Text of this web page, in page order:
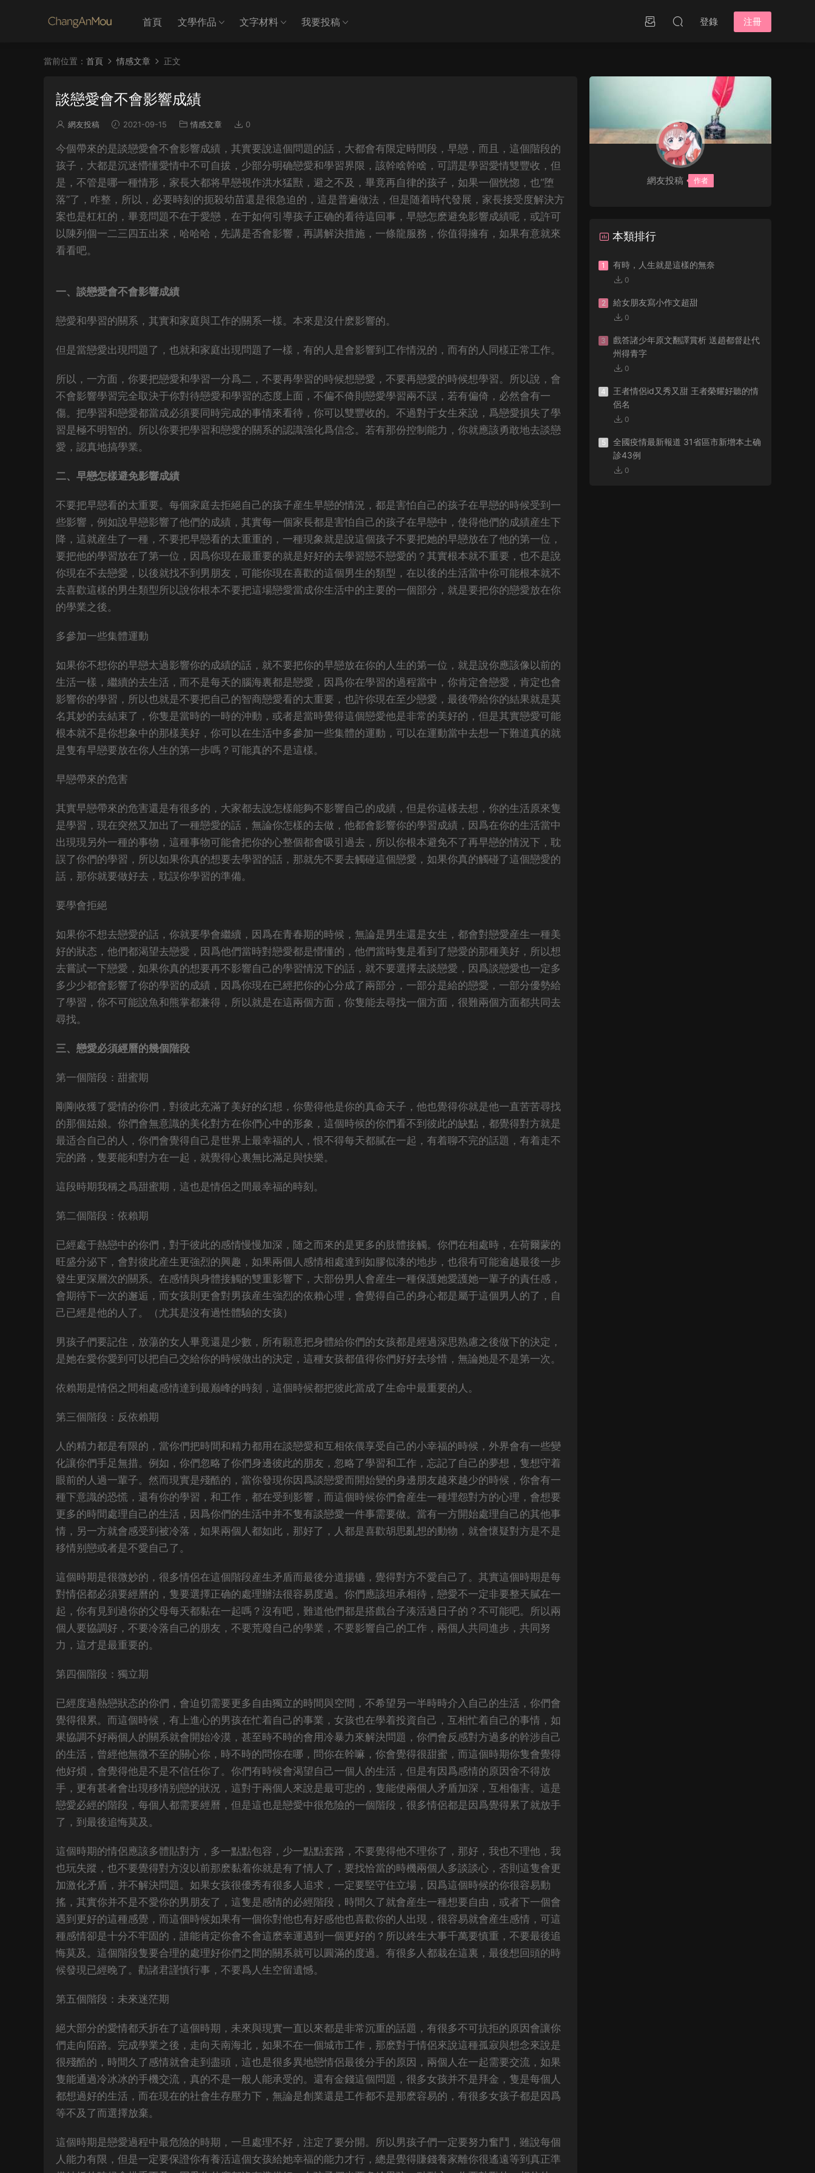
首頁 文學作品 文字材料 我要投稿 登錄 注冊
當前位置： 首頁 情感文章 正文
談戀愛會不會影響成績
網友投稿 2021-09-15 情感文章 0
今個帶來的是談戀愛會不會影響成績，其實要說這個問題的話，大都會有限定時間段，早戀，而且，這個階段的
孩子，大都是沉迷懵懂愛情中不可自拔，少部分明确戀愛和學習界限，該幹啥幹啥，可謂是學習愛情雙豐收，但
是，不管是哪一種情形，家長大都将早戀視作洪水猛獸，避之不及，畢竟再自律的孩子，如果一個恍惚，也“堕
落”了，咋整，所以，必要時刻的扼殺幼苗還是很急迫的，這是普遍做法，但是随着時代發展，家長接受度解決方
案也是杠杠的，畢竟問題不在于愛戀，在于如何引導孩子正确的看待這回事，早戀怎麽避免影響成績呢，或許可
以陳列個一二三四五出來，哈哈哈，先講是否會影響，再講解決措施，一條龍服務，你值得擁有，如果有意就來
看看吧。
一、談戀愛會不會影響成績
戀愛和學習的關系，其實和家庭與工作的關系一樣。本來是沒什麽影響的。
但是當戀愛出現問題了，也就和家庭出現問題了一樣，有的人是會影響到工作情況的，而有的人同樣正常工作。
所以，一方面，你要把戀愛和學習一分爲二，不要再學習的時候想戀愛，不要再戀愛的時候想學習。所以說，會
不會影響學習完全取決于你對待戀愛和學習的态度上面，不偏不倚則戀愛學習兩不誤，若有偏倚，必然會有一
傷。把學習和戀愛都當成必須要同時完成的事情來看待，你可以雙豐收的。不過對于女生來說，爲戀愛損失了學
習是極不明智的。所以你要把學習和戀愛的關系的認識強化爲信念。若有那份控制能力，你就應該勇敢地去談戀
愛，認真地搞學業。
二、早戀怎樣避免影響成績
不要把早戀看的太重要。每個家庭去拒絕自己的孩子産生早戀的情況，都是害怕自己的孩子在早戀的時候受到一
些影響，例如說早戀影響了他們的成績，其實每一個家長都是害怕自己的孩子在早戀中，使得他們的成績産生下
降，這就産生了一種，不要把早戀看的太重重的，一種現象就是說這個孩子不要把她的早戀放在了他的第一位，
要把他的學習放在了第一位，因爲你現在最重要的就是好好的去學習戀不戀愛的？其實根本就不重要，也不是說
你現在不去戀愛，以後就找不到男朋友，可能你現在喜歡的這個男生的類型，在以後的生活當中你可能根本就不
去喜歡這樣的男生類型所以說你根本不要把這場戀愛當成你生活中的主要的一個部分，就是要把你的戀愛放在你
的學業之後。
多參加一些集體運動
如果你不想你的早戀太過影響你的成績的話，就不要把你的早戀放在你的人生的第一位，就是說你應該像以前的
生活一樣，繼續的去生活，而不是每天的腦海裏都是戀愛，因爲你在學習的過程當中，你肯定會戀愛，肯定也會
影響你的學習，所以也就是不要把自己的智商戀愛看的太重要，也許你現在至少戀愛，最後帶給你的結果就是莫
名其妙的去結束了，你隻是當時的一時的沖動，或者是當時覺得這個戀愛他是非常的美好的，但是其實戀愛可能
根本就不是你想象中的那樣美好，你可以在生活中多參加一些集體的運動，可以在運動當中去想一下難道真的就
是隻有早戀要放在你人生的第一步嗎？可能真的不是這樣。
早戀帶來的危害
其實早戀帶來的危害還是有很多的，大家都去說怎樣能夠不影響自己的成績，但是你這樣去想，你的生活原來隻
是學習，現在突然又加出了一種戀愛的話，無論你怎樣的去做，他都會影響你的學習成績，因爲在你的生活當中
出現現另外一種的事物，這種事物可能會把你的心整個都會吸引過去，所以你根本避免不了再早戀的情況下，耽
誤了你們的學習，所以如果你真的想要去學習的話，那就先不要去觸碰這個戀愛，如果你真的觸碰了這個戀愛的
話，那你就要做好去，耽誤你學習的準備。
要學會拒絕
如果你不想去戀愛的話，你就要學會繼續，因爲在青春期的時候，無論是男生還是女生，都會對戀愛産生一種美
好的狀态，他們都渴望去戀愛，因爲他們當時對戀愛都是懵懂的，他們當時隻是看到了戀愛的那種美好，所以想
去嘗試一下戀愛，如果你真的想要再不影響自己的學習情況下的話，就不要選擇去談戀愛，因爲談戀愛也一定多
多少少都會影響了你的學習的成績，因爲你現在已經把你的心分成了兩部分，一部分是給的戀愛，一部分優勢給
了學習，你不可能說魚和熊掌都兼得，所以就是在這兩個方面，你隻能去尋找一個方面，很難兩個方面都共同去
尋找。
三、戀愛必須經曆的幾個階段
第一個階段：甜蜜期
剛剛收獲了愛情的你們，對彼此充滿了美好的幻想，你覺得他是你的真命天子，他也覺得你就是他一直苦苦尋找
的那個姑娘。你們會無意識的美化對方在你們心中的形象，這個時候的你們看不到彼此的缺點，都覺得對方就是
最适合自己的人，你們會覺得自己是世界上最幸福的人，恨不得每天都膩在一起，有着聊不完的話題，有着走不
完的路，隻要能和對方在一起，就覺得心裏無比滿足與快樂。
這段時期我稱之爲甜蜜期，這也是情侶之間最幸福的時刻。
第二個階段：依賴期
已經處于熱戀中的你們，對于彼此的感情慢慢加深，随之而來的是更多的肢體接觸。你們在相處時，在荷爾蒙的
旺盛分泌下，會對彼此産生更強烈的興趣，如果兩個人感情相處達到如膠似漆的地步，也很有可能逾越最後一步
發生更深層次的關系。在感情與身體接觸的雙重影響下，大部份男人會産生一種保護她愛護她一輩子的責任感，
會期待下一次的邂逅，而女孩則更會對男孩産生強烈的依賴心理，會覺得自己的身心都是屬于這個男人的了，自
己已經是他的人了。（尤其是沒有過性體驗的女孩）
男孩子們要記住，放蕩的女人畢竟還是少數，所有願意把身體給你們的女孩都是經過深思熟慮之後做下的決定，
是她在愛你愛到可以把自己交給你的時候做出的決定，這種女孩都值得你們好好去珍惜，無論她是不是第一次。
依賴期是情侶之間相處感情達到最巅峰的時刻，這個時候都把彼此當成了生命中最重要的人。
第三個階段：反依賴期
人的精力都是有限的，當你們把時間和精力都用在談戀愛和互相依偎享受自己的小幸福的時候，外界會有一些變
化讓你們手足無措。例如，你們忽略了你們身邊彼此的朋友，忽略了學習和工作，忘記了自己的夢想，隻想守着
眼前的人過一輩子。然而現實是殘酷的，當你發現你因爲談戀愛而開始變的身邊朋友越來越少的時候，你會有一
種下意識的恐慌，還有你的學習，和工作，都在受到影響，而這個時候你們會産生一種埋怨對方的心理，會想要
更多的時間處理自己的生活，因爲你們的生活中并不隻有談戀愛一件事需要做。當有一方開始處理自己的其他事
情，另一方就會感受到被冷落，如果兩個人都如此，那好了，人都是喜歡胡思亂想的動物，就會懷疑對方是不是
移情别戀或者是不愛自己了。
這個時期是很微妙的，很多情侶在這個階段産生矛盾而最後分道揚镳，覺得對方不愛自己了。其實這個時期是每
對情侶都必須要經曆的，隻要選擇正确的處理辦法很容易度過。你們應該坦承相待，戀愛不一定非要整天膩在一
起，你有見到過你的父母每天都黏在一起嗎？沒有吧，難道他們都是搭戲台子湊活過日子的？不可能吧。所以兩
個人要協調好，不要冷落自己的朋友，不要荒廢自己的學業，不要影響自己的工作，兩個人共同進步，共同努
力，這才是最重要的。
第四個階段：獨立期
已經度過熱戀狀态的你們，會迫切需要更多自由獨立的時間與空間，不希望另一半時時介入自己的生活，你們會
覺得很累。而這個時候，有上進心的男孩在忙着自己的事業，女孩也在學着投資自己，互相忙着自己的事情，如
果協調不好兩個人的關系就會開始冷漠，甚至時不時的會用冷暴力來解決問題，你們會反感對方過多的幹涉自己
的生活，曾經他無微不至的關心你，時不時的問你在哪，問你在幹嘛，你會覺得很甜蜜，而這個時期你隻會覺得
他好煩，會覺得他是不是不信任你了。你們有時候會渴望自己一個人的生活，但是有因爲感情的原因舍不得放
手，更有甚者會出現移情别戀的狀況，這對于兩個人來說是最可悲的，隻能使兩個人矛盾加深，互相傷害。這是
戀愛必經的階段，每個人都需要經曆，但是這也是戀愛中很危險的一個階段，很多情侶都是因爲覺得累了就放手
了，到最後追悔莫及。
這個時期的情侶應該多體貼對方，多一點點包容，少一點點套路，不要覺得他不理你了，那好，我也不理他，我
也玩失蹤，也不要覺得對方沒以前那麽黏着你就是有了情人了，要找恰當的時機兩個人多談談心，否則這隻會更
加激化矛盾，并不解決問題。如果女孩很優秀有很多人追求，一定要堅守住立場，因爲這個時候的你很容易動
搖，其實你并不是不愛你的男朋友了，這隻是感情的必經階段，時間久了就會産生一種想要自由，或者下一個會
遇到更好的這種感覺，而這個時候如果有一個你對他也有好感他也喜歡你的人出現，很容易就會産生感情，可這
種感情卻是十分不牢固的，誰能肯定你會不會這麽幸運遇到一個更好的？所以終生大事千萬要慎重，不要最後追
悔莫及。這個階段隻要合理的處理好你們之間的關系就可以圓滿的度過。有很多人都栽在這裏，最後想回頭的時
候發現已經晚了。勸諸君謹慎行事，不要爲人生空留遺憾。
第五個階段：未來迷茫期
絕大部分的愛情都夭折在了這個時期，未來與現實一直以來都是非常沉重的話題，有很多不可抗拒的原因會讓你
們走向陌路。完成學業之後，走向天南海北，如果不在一個城市工作，那麽對于情侶來說這種孤寂與想念來說是
很殘酷的，時間久了感情就會走到盡頭，這也是很多異地戀情侶最後分手的原因，兩個人在一起需要交流，如果
隻能通過冷冰冰的手機交流，真的不是一般人能承受的。還有金錢這個問題，很多女孩并不是拜金，隻是每個人
都想過好的生活，而在現在的社會生存壓力下，無論是創業還是工作都不是那麽容易的，有很多女孩子都是因爲
等不及了而選擇放棄。
這個時期是戀愛過程中最危險的時期，一旦處理不好，注定了要分開。所以男孩子們一定要努力奮鬥，雖說每個
人能力有限，但是一定要保證你有養活這個女孩給她幸福的能力才行，總是覺得賺錢養家離你很遙遠等到真正準
網友投稿 作者
本類排行
1 有時，人生就是這樣的無奈
0
2 給女朋友寫小作文超甜
0
3
戲答諸少年原文翻譯賞析 送趙都督赴代
州得青字
0
4
王者情侶id又秀又甜 王者榮耀好聽的情
侶名
0
5
全國疫情最新報道 31省區市新增本土确
診43例
0